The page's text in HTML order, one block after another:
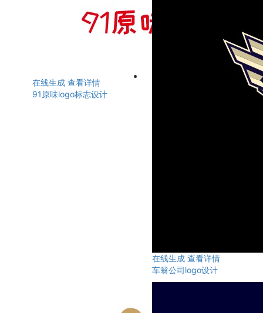
在线生成 查看详情
91原味logo标志设计
在线生成 查看详情
车翁公司logo设计